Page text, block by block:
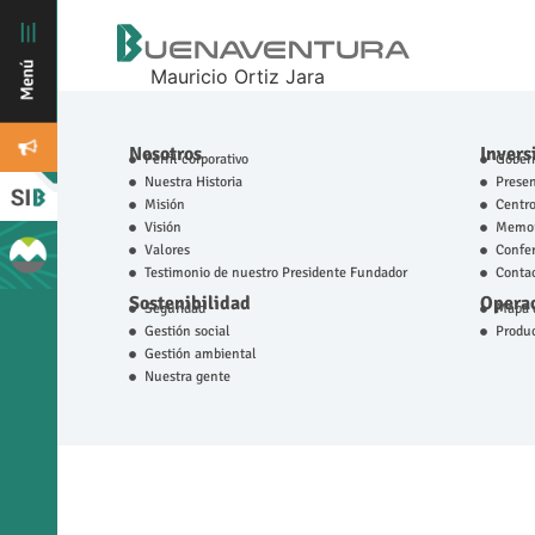
Mauricio Ortiz Jara
Nosotros
Perfil corporativo
Nuestra Historia
Misión
Visión
Valores
Testimonio de nuestro Presidente Fundador
Sostenibilidad
Seguridad
Gestión social
Gestión ambiental
Nuestra gente
Mapa